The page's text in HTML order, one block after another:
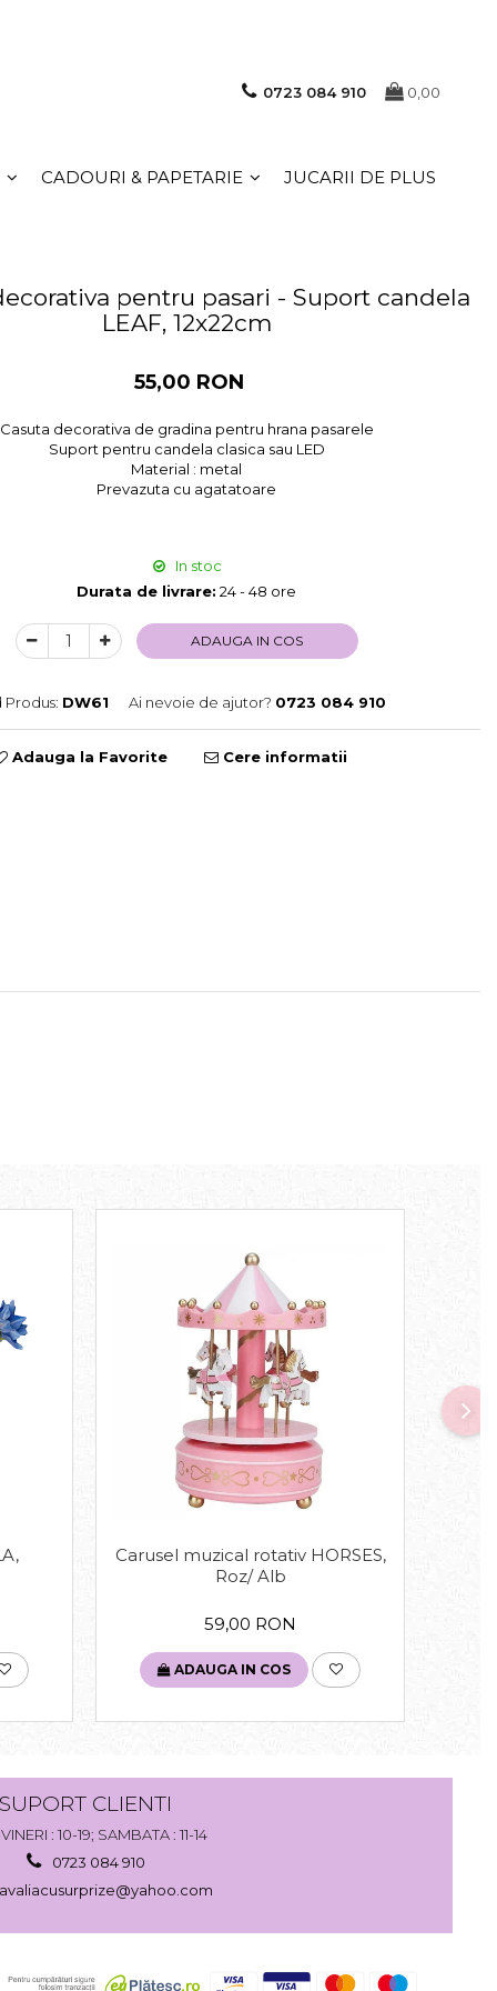
0723 084 910 0,00
CADOURI & PAPETARIE JUCARII DE PLUS
pentru pasari - Suport candela
LEAF, 12x22cm
55,00 RON
Casuta decorativa de gradina pentru hrana pasarele
Suport pentru candela clasica sau LED
Material : metal
Prevazuta cu agatatoare
In stoc
Durata de livrare: 24 - 48 ore
ADAUGA IN COS
Produs: DW61 Ai nevoie de ajutor? 0723 084 910
Adauga la Favorite Cere informatii
Carusel muzical rotativ HORSES,
Roz/ Alb
59,00 RON
ADAUGA IN COS
CLIENTI
: 10-19; SAMBATA : 11-14
0723 084 910